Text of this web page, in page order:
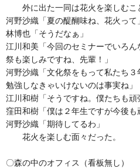
外に出た一同は花火を楽しむこ
河野沙織「夏の醍醐味ね、花火って」
林博也「そうだなぁ」
江川和美「今回のセミナーでいろ
祭も楽しみですね、先輩！」
河野沙織「文化祭をもって私たち
勉強しなきゃいけないのは事実ね」
江川和樹「そうですね。僕たちも頑
窪田和樹「僕は２年生ですが今後も
河野沙織「期待してるわ」
花火を楽しむ面々だった。
〇森の中のオフィス（看板無し）